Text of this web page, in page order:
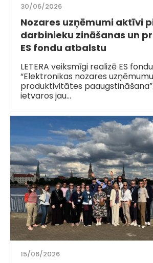
30/06/2026
Nozares uzņēmumi aktīvi
darbinieku zināšanas un
ES fondu atbalstu
LETERA veiksmīgi realizē ES
“Elektronikas nozares
produktivitātes
ietvaros jau…
15/06/2026